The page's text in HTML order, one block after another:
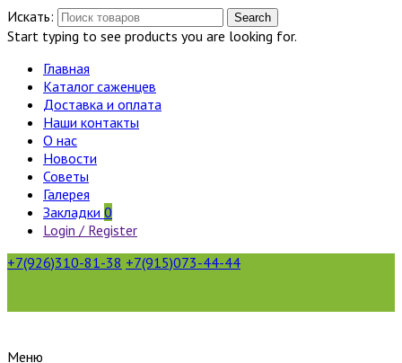
Искать: Search
Start typing to see products you are looking for.
Главная
Каталог саженцев
Доставка и оплата
Наши контакты
О нас
Новости
Советы
Галерея
Закладки 0
Login / Register
+7(926)310-81-38 +7(915)073-44-44
Меню